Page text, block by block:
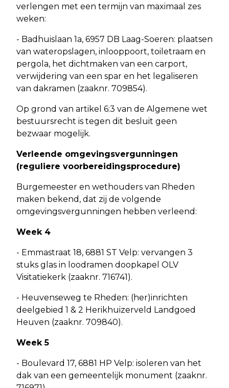
verlengen met een termijn van maximaal zes
weken:
- Badhuislaan 1a, 6957 DB Laag-Soeren: plaatsen
van wateropslagen, inlooppoort, toiletraam en
pergola, het dichtmaken van een carport,
verwijdering van een spar en het legaliseren
van dakramen (zaaknr. 709854).
Op grond van artikel 6:3 van de Algemene wet
bestuursrecht is tegen dit besluit geen
bezwaar mogelijk.
Verleende omgevingsvergunningen
(reguliere voorbereidingsprocedure)
Burgemeester en wethouders van Rheden
maken bekend, dat zij de volgende
omgevingsvergunningen hebben verleend:
Week 4
- Emmastraat 18, 6881 ST Velp: vervangen 3
stuks glas in loodramen doopkapel OLV
Visitatiekerk (zaaknr. 716741).
- Heuvenseweg te Rheden: (her)inrichten
deelgebied 1 & 2 Herikhuizerveld Landgoed
Heuven (zaaknr. 709840).
Week 5
- Boulevard 17, 6881 HP Velp: isoleren van het
dak van een gemeentelijk monument (zaaknr.